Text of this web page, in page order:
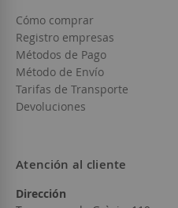
Cómo comprar
Registro empresas
Métodos de Pago
Método de Envío
Tarifas de Transporte
Devoluciones
Atención al cliente
Dirección